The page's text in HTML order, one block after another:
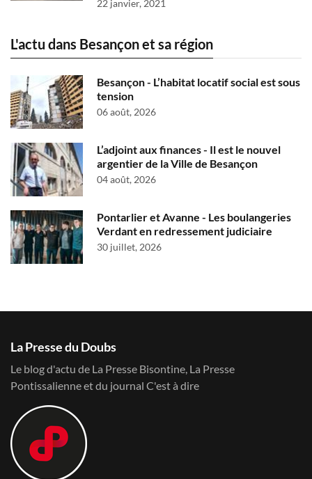
22 janvier, 2021
L'actu dans Besançon et sa région
Besançon - L’habitat locatif social est sous
tension
06 août, 2026
L’adjoint aux finances - Il est le nouvel
argentier de la Ville de Besançon
04 août, 2026
Pontarlier et Avanne - Les boulangeries
Verdant en redressement judiciaire
30 juillet, 2026
La Presse du Doubs
Le blog d'actu de La Presse Bisontine, La Presse
Pontissalienne et du journal C'est à dire